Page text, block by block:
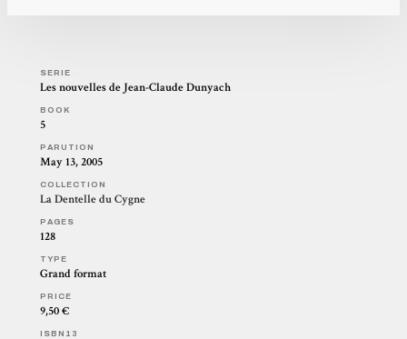
SERIE
Les nouvelles de Jean-Claude Dunyach
BOOK
5
PARUTION
May 13, 2005
COLLECTION
La Dentelle du Cygne
PAGES
128
TYPE
Grand format
PRICE
9,50 €
ISBN13